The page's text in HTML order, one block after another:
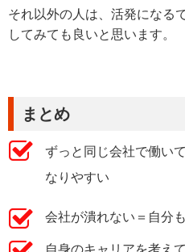
それ以外の人は、活発になる
してみても良いと思います。
まとめ
ずっと同じ会社で働い
なりやすい
会社が潰れない＝自分
自身のキャリアを考え